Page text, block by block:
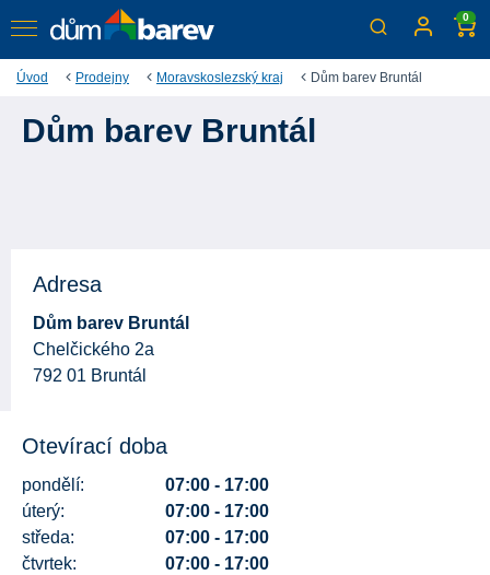
0
Úvod Prodejny Moravskoslezský kraj Dům barev Bruntál
Dům barev Bruntál
Adresa
Dům barev Bruntál
Chelčického 2a
792 01 Bruntál
Otevírací doba
pondělí:
07:00 - 17:00
úterý:
07:00 - 17:00
středa:
07:00 - 17:00
čtvrtek:
07:00 - 17:00